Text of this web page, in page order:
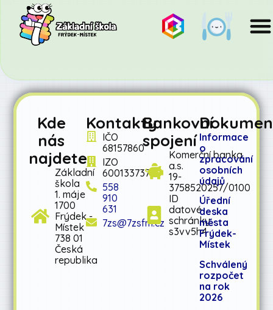
Kde
nás
najdete
Základní
škola
1. máje
1700
Frýdek -
Místek
738 01
Česká
republika
Kontakty
IČO
68157860
IZO
600133737
558
910
631
7zs@7zsfm.cz
Bankovní
spojení
Komerční banka
a.s.
19-
3758520257/0100
ID
datové
schránky:
s3vv5h4
Informace
o
zpracování
osobních
údajů
Úřední
deska
města
Frýdek-
Místek
Schválený
rozpočet
na rok
2026